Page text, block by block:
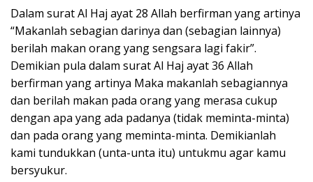
Dalam surat Al Haj ayat 28 Allah berfirman yang artinya
“Makanlah sebagian darinya dan (sebagian lainnya)
berilah makan orang yang sengsara lagi fakir”.
Demikian pula dalam surat Al Haj ayat 36 Allah
berfirman yang artinya Maka makanlah sebagiannya
dan berilah makan pada orang yang merasa cukup
dengan apa yang ada padanya (tidak meminta-minta)
dan pada orang yang meminta-minta. Demikianlah
kami tundukkan (unta-unta itu) untukmu agar kamu
bersyukur.